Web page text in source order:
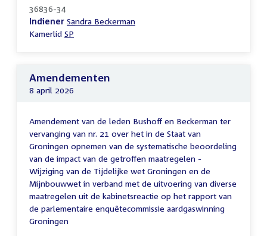
36836-34
Indiener Sandra Beckerman
Kamerlid SP
Amendementen
8 april 2026
Amendement van de leden Bushoff en Beckerman ter
vervanging van nr. 21 over het in de Staat van
Groningen opnemen van de systematische beoordeling
van de impact van de getroffen maatregelen -
Wijziging van de Tijdelijke wet Groningen en de
Mijnbouwwet in verband met de uitvoering van diverse
maatregelen uit de kabinetsreactie op het rapport van
de parlementaire enquêtecommissie aardgaswinning
Groningen